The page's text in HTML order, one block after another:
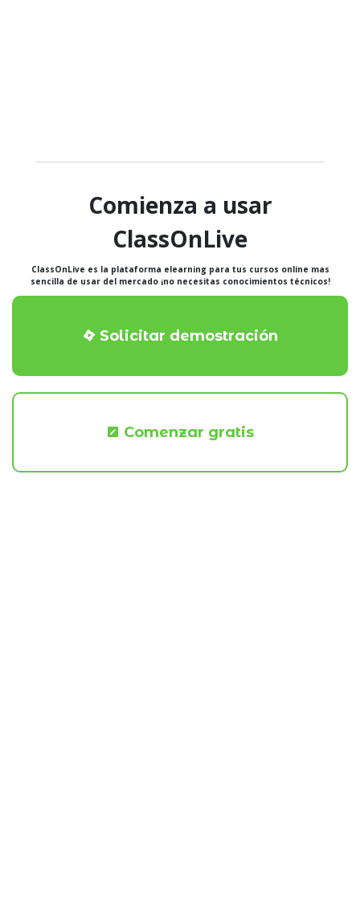
Comienza a usar
ClassOnLive
ClassOnLive es la plataforma elearning para tus cursos online mas
sencilla de usar del mercado ¡no necesitas conocimientos técnicos!
Solicitar demostración
Comenzar gratis